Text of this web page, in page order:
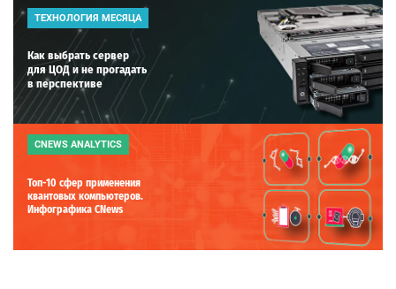
ТЕХНОЛОГИЯ МЕСЯЦА
Как выбрать сервер
для ЦОД и не прогадать
в перспективе
CNEWS ANALYTICS
Топ-10 сфер применения
квантовых компьютеров.
Инфографика CNews